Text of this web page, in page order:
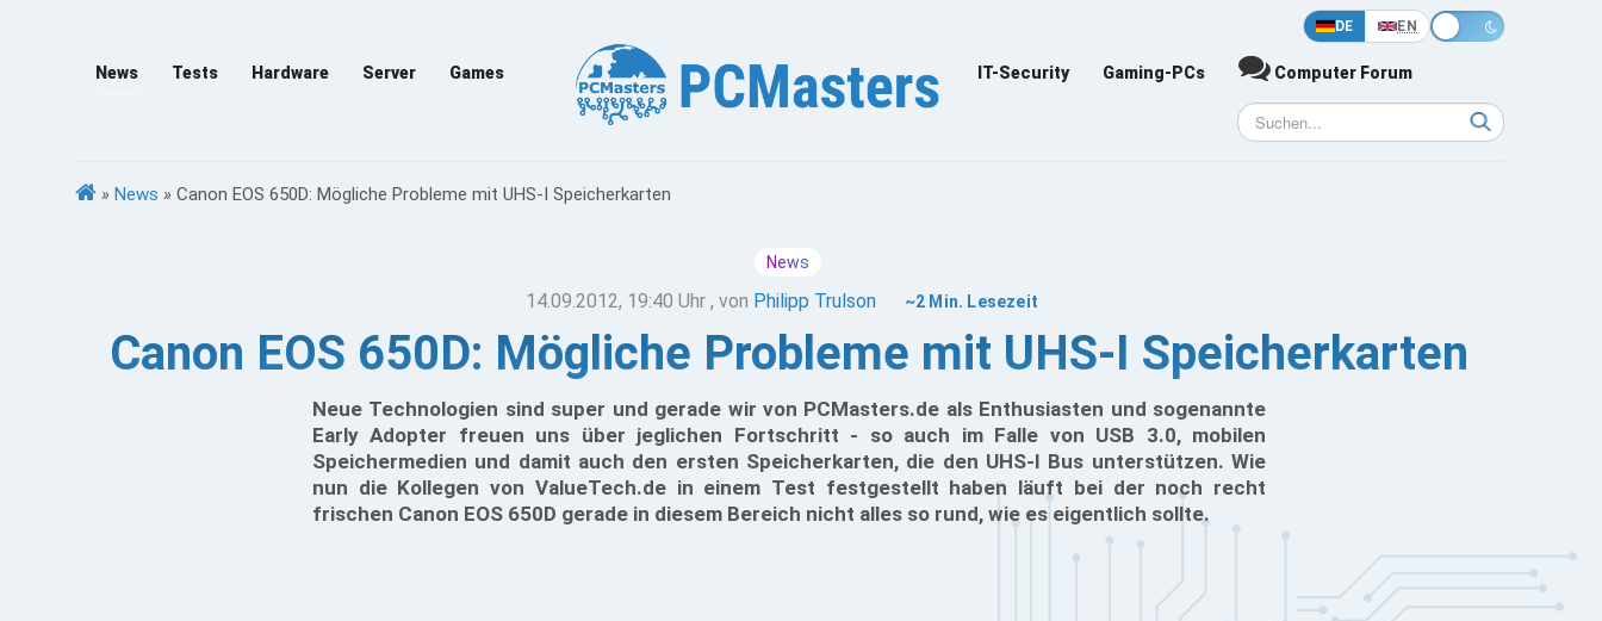
DE EN
News Tests Hardware Server Games IT-Security Gaming-PCs Computer Forum
» News » Canon EOS 650D: Mögliche Probleme mit UHS-I Speicherkarten
News
14.09.2012, 19:40 Uhr , von Philipp Trulson ~2 Min. Lesezeit
Canon EOS 650D: Mögliche Probleme mit UHS-I Speicherkarten
Neue Technologien sind super und gerade wir von PCMasters.de als Enthusiasten und sogenannte
Early Adopter freuen uns über jeglichen Fortschritt - so auch im Falle von USB 3.0, mobilen
Speichermedien und damit auch den ersten Speicherkarten, die den UHS-I Bus unterstützen. Wie
nun die Kollegen von ValueTech.de in einem Test festgestellt haben läuft bei der noch recht
frischen Canon EOS 650D gerade in diesem Bereich nicht alles so rund, wie es eigentlich sollte.